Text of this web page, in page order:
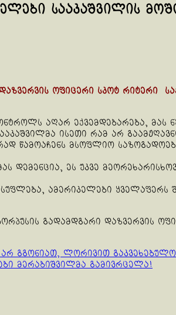
სააკაშვილის
ოფიცერი სკოტ რიტერი
აღარ ექვემდებარება, მას
ისეთი რამ არ
წამოაჩენს მსოფლიო
დემენცია, ეს უკვე
ამერიკელები ყველაფერს
გადამდგარი დაზვერვის
არ გგონიათ, ლორივით
მერაბიშვილმა გამივრცელა!